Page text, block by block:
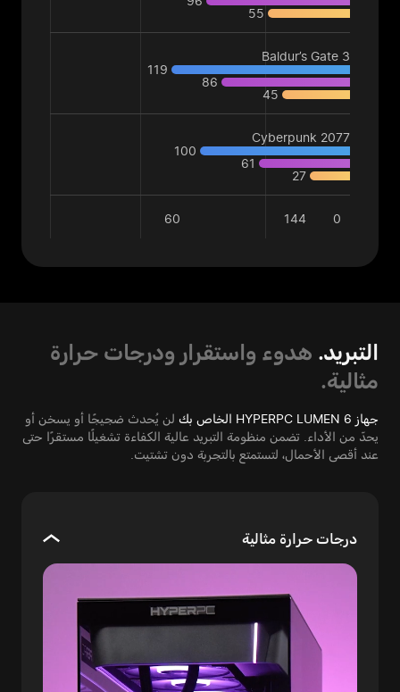
55
Baldur’s Gate 3
119
86
45
Cyberpunk 2077
100
61
27
0
60 144
التبريد. هدوء واستقرار ودرجات حرارة
مثالية.
جهاز HYPERPC LUMEN 6 الخاص بك
لن يُحدث ضجيجًا أو يسخن أو
يحدّ من الأداء. تضمن منظومة التبريد عالية الكفاءة تشغيلًا مستقرًا حتى
عند أقصى الأحمال، لتستمتع بالتجربة دون تشتيت.
درجات حرارة مثالية